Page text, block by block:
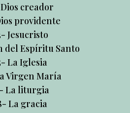
Dios creador
providente
Jesucristo
del Espíritu Santo
La Iglesia
Virgen María
La liturgia
La gracia